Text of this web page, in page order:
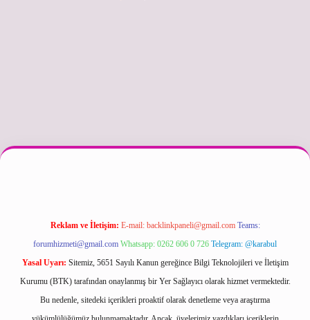
güncel
Reklam ve İletişim: E-mail: backlinkpaneli@gmail.com Teams:
forumhizmeti@gmail.com Whatsapp: 0262 606 0 726 Telegram: @karabul
Yasal Uyarı: Sitemiz, 5651 Sayılı Kanun gereğince Bilgi Teknolojileri ve İletişim
Kurumu (BTK) tarafından onaylanmış bir Yer Sağlayıcı olarak hizmet vermektedir.
Bu nedenle, sitedeki içerikleri proaktif olarak denetleme veya araştırma